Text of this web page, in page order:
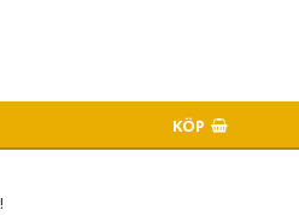
KÖP